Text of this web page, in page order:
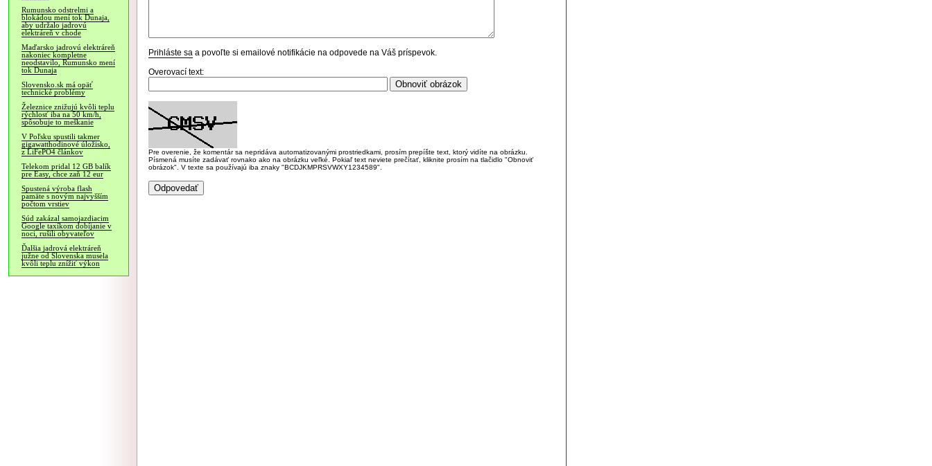
Rumunsko odstrelmi a
blokádou mení tok Dunaja,
aby udržalo jadrovú
elektráreň v chode
Maďarsko jadrovú elektráreň
nakoniec kompletne
neodstavilo, Rumunsko mení
tok Dunaja
Slovensko.sk má opäť
technické problémy
Železnice znižujú kvôli teplu
rýchlosť iba na 50 km/h,
spôsobuje to meškanie
V Poľsku spustili takmer
gigawatthodinové úložisko,
z LiFePO4 článkov
Telekom pridal 12 GB balík
pre Easy, chce zaň 12 eur
Spustená výroba flash
pamäte s novým najvyšším
počtom vrstiev
Súd zakázal samojazdiacim
Google taxíkom dobíjanie v
noci, rušili obyvateľov
Ďalšia jadrová elektráreň
južne od Slovenska musela
kvôli teplu znížiť výkon
Prihláste sa a povoľte si emailové notifikácie na odpovede na Váš príspevok.
Overovací text:
Pre overenie, že komentár sa nepridáva automatizovanými prostriedkami, prosím prepíšte text, ktorý vidíte na obrázku.
Písmená musíte zadávať rovnako ako na obrázku veľké. Pokiaľ text neviete prečítať, kliknite prosím na tlačidlo "Obnoviť
obrázok". V texte sa používajú iba znaky "BCDJKMPRSVWXY1234589".